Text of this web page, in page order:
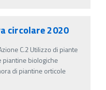
circolare 2020
Azione C.2 Utilizzo di piante
piantine biologiche
di piantine orticole